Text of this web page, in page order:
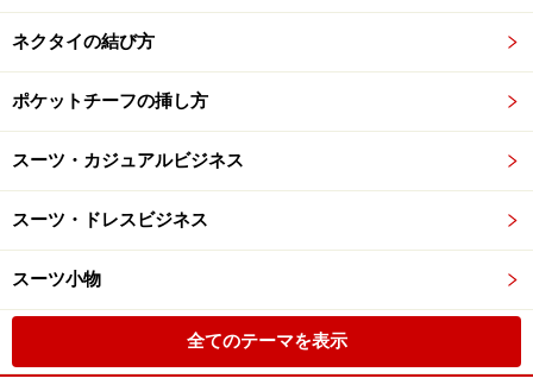
ネクタイの結び方
ポケットチーフの挿し方
スーツ・カジュアルビジネス
スーツ・ドレスビジネス
スーツ小物
全てのテーマを表示